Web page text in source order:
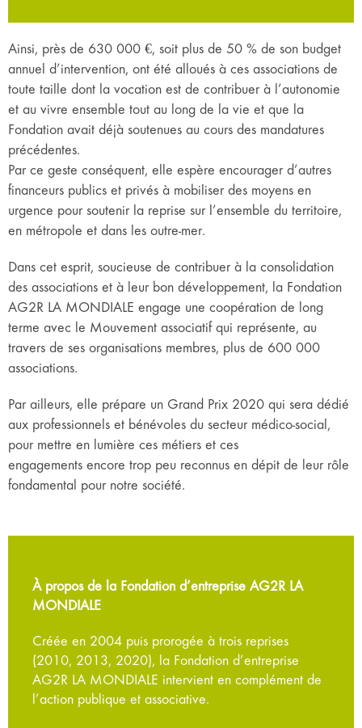
Ainsi, près de 630 000 €, soit plus de 50 % de son budget
annuel d’intervention, ont été alloués à ces associations de
toute taille dont la vocation est de contribuer à l’autonomie
et au vivre ensemble tout au long de la vie et que la
Fondation avait déjà soutenues au cours des mandatures
précédentes.
Par ce geste conséquent, elle espère encourager d’autres
financeurs publics et privés à mobiliser des moyens en
urgence pour soutenir la reprise sur l’ensemble du territoire,
en métropole et dans les outre-mer.
Dans cet esprit, soucieuse de contribuer à la consolidation
des associations et à leur bon développement, la Fondation
AG2R LA MONDIALE engage une coopération de long
terme avec le Mouvement associatif qui représente, au
travers de ses organisations membres, plus de 600 000
associations.
Par ailleurs, elle prépare un Grand Prix 2020 qui sera dédié
aux professionnels et bénévoles du secteur médico-social,
pour mettre en lumière ces métiers et ces
engagements encore trop peu reconnus en dépit de leur rôle
fondamental pour notre société.
À propos de la Fondation d’entreprise AG2R LA
MONDIALE
Créée en 2004 puis prorogée à trois reprises
(2010, 2013, 2020), la Fondation d’entreprise
AG2R LA MONDIALE intervient en complément de
l’action publique et associative.